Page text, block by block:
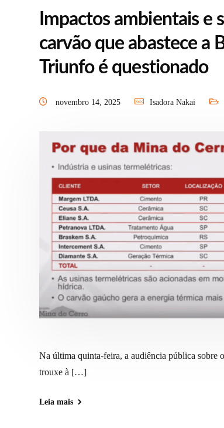
Impactos ambientais e
carvão que abastece a
Triunfo é questionado
novembro 14, 2025 Isadora Nakai
Na última quinta-feira, a audiência pública sobre
trouxe à […]
Leia mais